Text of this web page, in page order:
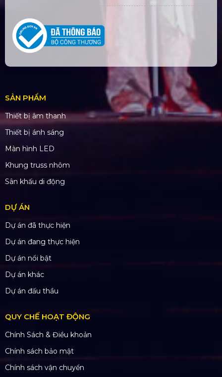
SẢN PHẨM
Thiết bị âm thanh
Thiết bị ánh sáng
Màn hình LED
Khung truss nhôm
Sân khấu di động
DỰ ÁN
Dự án đã thực hiện
Dự án đang thực hiện
Dự án nổi bật
Dự án khác
Dự án đấu thầu
QUY CHẾ HOẠT ĐỘNG
Chính Sách & Điều khoản
Chính sách bảo mật
Chính sách vận chuyển